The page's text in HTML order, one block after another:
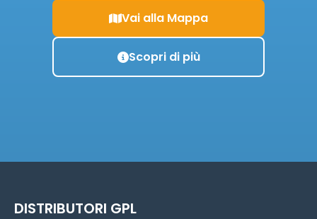
Vai alla Mappa
Scopri di più
DISTRIBUTORI GPL